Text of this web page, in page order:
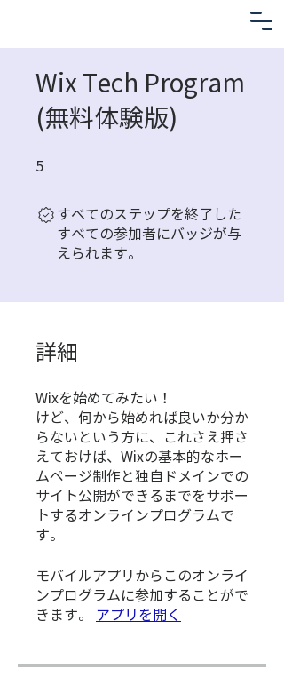
Wix Tech Program
(無料体験版)
5
すべてのステップを終了した
すべての参加者にバッジが与
えられます。
詳細
Wixを始めてみたい！
けど、何から始めれば良いか分か
らないという方に、これさえ押さ
えておけば、Wixの基本的なホー
ムページ制作と独自ドメインでの
サイト公開ができるまでをサポー
トするオンラインプログラムで
す。
モバイルアプリからこのオンライ
ンプログラムに参加することがで
きます。
アプリを開く